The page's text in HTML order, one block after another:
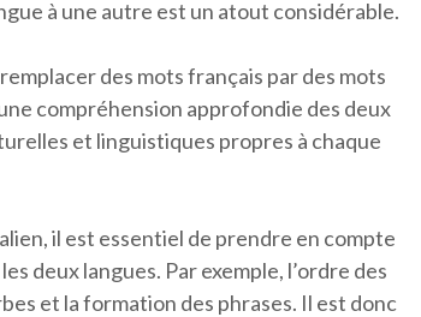
à une autre est un atout considérable.
des mots français par des mots
compréhension approfondie des deux
et linguistiques propres à chaque
il est essentiel de prendre en compte
deux langues. Par exemple, l’ordre des
et la formation des phrases. Il est donc